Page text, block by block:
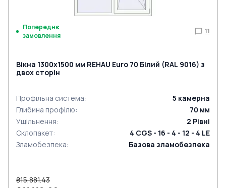
Попереднє
замовлення
11
Вікна 1300x1500 мм REHAU Euro 70 Білий (RAL 9016) з
двох сторін
Профільна система: 5 камерна
Глибина профілю: 70 мм
Ущільнення: 2 Рівні
Склопакет:
4 CGS - 16 - 4 - 12 - 4 LE
Зламобезпека: Базова зламобезпека
₴15,881.43